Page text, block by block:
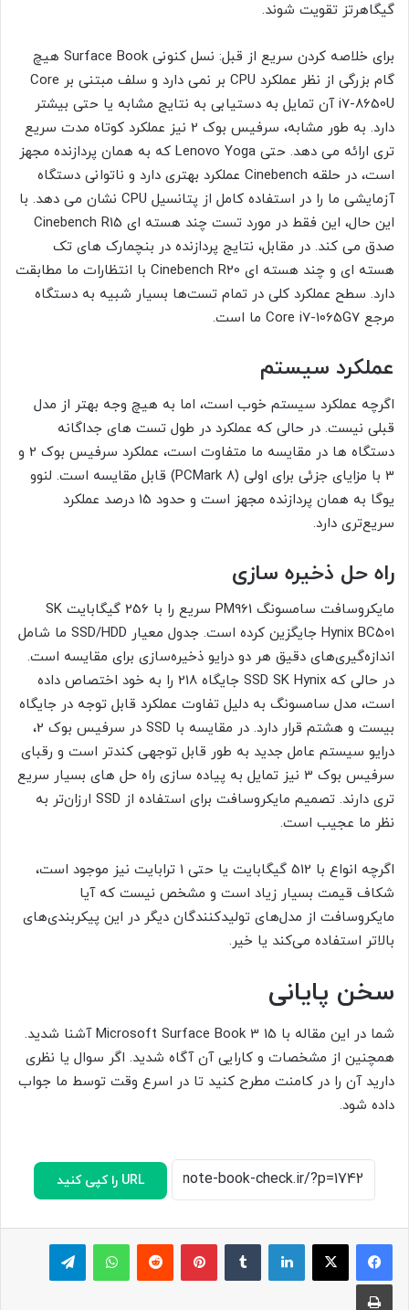
گیگاهرتز تقویت شوند.
برای خلاصه کردن سریع از قبل: نسل کنونی Surface Book هیچ
گام بزرگی از نظر عملکرد CPU بر نمی دارد و سلف مبتنی بر Core
i7-8650U آن تمایل به دستیابی به نتایج مشابه یا حتی بیشتر
دارد. به طور مشابه، سرفیس بوک 2 نیز عملکرد کوتاه مدت سریع
تری ارائه می دهد. حتی Lenovo Yoga که به همان پردازنده مجهز
است، در حلقه Cinebench عملکرد بهتری دارد و ناتوانی دستگاه
آزمایشی ما را در استفاده کامل از پتانسیل CPU نشان می دهد. با
این حال، این فقط در مورد تست چند هسته ای Cinebench R15
صدق می کند. در مقابل، نتایج پردازنده در بنچمارک های تک
هسته ای و چند هسته ای Cinebench R20 با انتظارات ما مطابقت
دارد. سطح عملکرد کلی در تمام تست‌ها بسیار شبیه به دستگاه
مرجع Core i7-1065G7 ما است.
عملکرد سیستم
اگرچه عملکرد سیستم خوب است، اما به هیچ وجه بهتر از مدل
قبلی نیست. در حالی که عملکرد در طول تست های جداگانه
دستگاه ها در مقایسه ما متفاوت است، عملکرد سرفیس بوک 2 و
3 با مزایای جزئی برای اولی (PCMark 8) قابل مقایسه است. لنوو
یوگا به همان پردازنده مجهز است و حدود 15 درصد عملکرد
سریع‌تری دارد.
راه حل ذخیره سازی
مایکروسافت سامسونگ PM961 سریع را با 256 گیگابایت SK
Hynix BC501 جایگزین کرده است. جدول معیار SSD/HDD ما شامل
اندازه‌گیری‌های دقیق هر دو درایو ذخیره‌سازی برای مقایسه است.
در حالی که SSD SK Hynix جایگاه 218 را به خود اختصاص داده
است، مدل سامسونگ به دلیل تفاوت عملکرد قابل توجه در جایگاه
بیست و هشتم قرار دارد. در مقایسه با SSD در سرفیس بوک 2،
درایو سیستم عامل جدید به طور قابل توجهی کندتر است و رقبای
سرفیس بوک 3 نیز تمایل به پیاده سازی راه حل های بسیار سریع
تری دارند. تصمیم مایکروسافت برای استفاده از SSD ارزان‌تر به
نظر ما عجیب است.
اگرچه انواع با 512 گیگابایت یا حتی 1 ترابایت نیز موجود است،
شکاف قیمت بسیار زیاد است و مشخص نیست که آیا
مایکروسافت از مدل‌های تولیدکنندگان دیگر در این پیکربندی‌های
بالاتر استفاده می‌کند یا خیر.
سخن پایانی
شما در این مقاله با Microsoft Surface Book 3 15 آشنا شدید.
همچنین از مشخصات و کارایی آن آگاه شدید. اگر سوال یا نظری
دارید آن را در کامنت مطرح کنید تا در اسرع وقت توسط ما جواب
داده شود.
URL را کپی کنید
لینکدین ‫تامبلر پینترست‫رددیت واتس آپ تلگرام
چاپ